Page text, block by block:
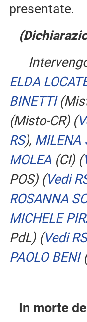
presentate.
ELDA
BINETTI
(Misto-CR) (
RS), MILENA
MOLEA (CI) (
POS) (Vedi
ROSANNA
MICHELE
PdL) (Vedi RS
PAOLO BENI
In morte